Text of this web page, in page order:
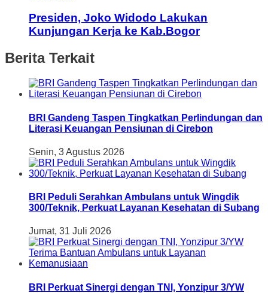
Presiden, Joko Widodo Lakukan
Kunjungan Kerja ke Kab.Bogor
Berita Terkait
BRI Gandeng Taspen Tingkatkan Perlindungan dan
Literasi Keuangan Pensiunan di Cirebon
Senin, 3 Agustus 2026
BRI Peduli Serahkan Ambulans untuk Wingdik
300/Teknik, Perkuat Layanan Kesehatan di Subang
Jumat, 31 Juli 2026
BRI Perkuat Sinergi dengan TNI, Yonzipur 3/YW